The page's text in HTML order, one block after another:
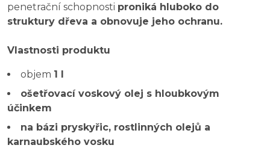
penetrační schopnosti proniká hluboko do
struktury dřeva a obnovuje jeho ochranu.
Vlastnosti produktu
objem 1 l
ošetřovací voskový olej s hloubkovým
účinkem
na bázi pryskyřic, rostlinných olejů a
karnaubského vosku